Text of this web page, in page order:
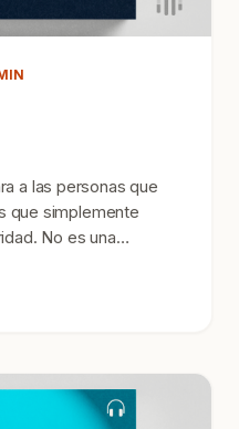
a las personas que
que simplemente
No es una